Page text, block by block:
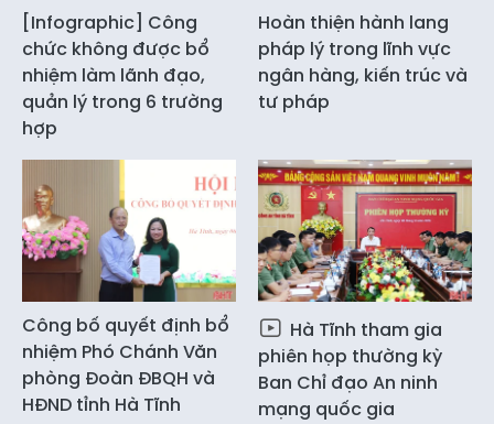
[Infographic] Công
chức không được bổ
nhiệm làm lãnh đạo,
quản lý trong 6 trường
hợp
Hoàn thiện hành lang
pháp lý trong lĩnh vực
ngân hàng, kiến trúc và
tư pháp
Công bố quyết định bổ
nhiệm Phó Chánh Văn
phòng Đoàn ĐBQH và
HĐND tỉnh Hà Tĩnh
Hà Tĩnh tham gia
phiên họp thường kỳ
Ban Chỉ đạo An ninh
mạng quốc gia